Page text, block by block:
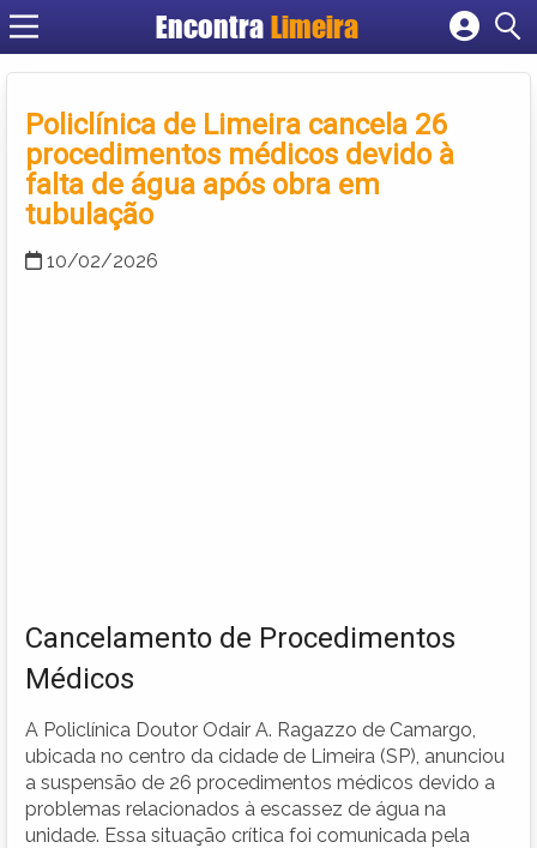
Encontra Limeira
Cadastrar empresa
Criar conta
Policlínica de Limeira cancela 26
procedimentos médicos devido à
falta de água após obra em
tubulação
10/02/2026
Cancelamento de Procedimentos
Médicos
A Policlínica Doutor Odair A. Ragazzo de Camargo,
ubicada no centro da cidade de Limeira (SP), anunciou
a suspensão de 26 procedimentos médicos devido a
problemas relacionados à escassez de água na
unidade. Essa situação crítica foi comunicada pela